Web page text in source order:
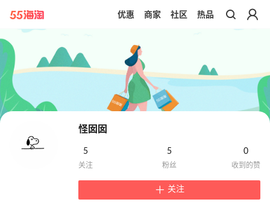
带你去官网买正品
优惠 商家 社区 热品
怪囡囡
5 5 0
关注